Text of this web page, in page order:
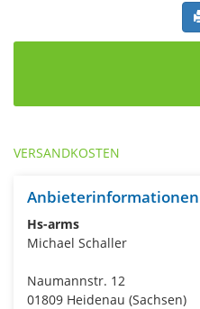
VERSANDKOSTEN
Anbieterinformationen
Hs-arms
Michael Schaller
Naumannstr. 12
01809 Heidenau (Sachsen)